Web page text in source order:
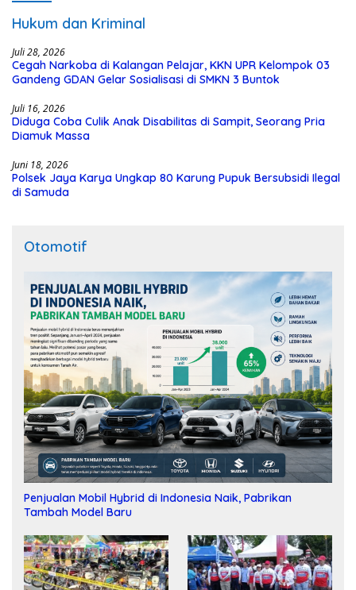
Hukum dan Kriminal
Juli 28, 2026
Cegah Narkoba di Kalangan Pelajar, KKN UPR Kelompok 03
Gandeng GDAN Gelar Sosialisasi di SMKN 3 Buntok
Juli 16, 2026
Diduga Coba Culik Anak Disabilitas di Sampit, Seorang Pria
Diamuk Massa
Juni 18, 2026
Polsek Jaya Karya Ungkap 80 Karung Pupuk Bersubsidi Ilegal
di Samuda
Otomotif
Penjualan Mobil Hybrid di Indonesia Naik, Pabrikan
Tambah Model Baru